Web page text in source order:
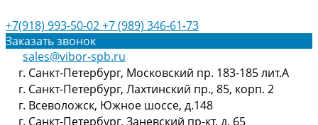
+7(918) 993-50-02+7 (989) 346-61-73
Заказать звонок
sales@vibor-spb.ru
г. Санкт-Петербург, Московский пр. 183-185 лит.А
г. Санкт-Петербург, Лахтинский пр., 85, корп. 2
г. Всеволожск, Южное шоссе, д.148
г. Санкт-Петербург, Заневский пр-кт, д. 65